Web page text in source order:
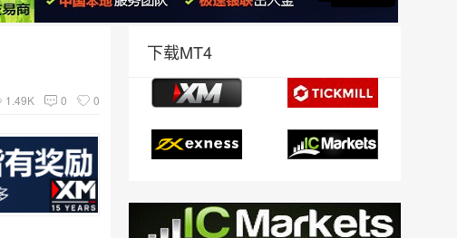
1.49K 0 0
下载MT4